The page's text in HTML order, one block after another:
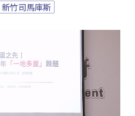
新竹司馬庫斯